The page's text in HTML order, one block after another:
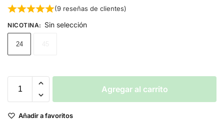
(9reseñas de clientes)
NICOTINA: Sin selección
24
Agregar al carrito
Añadir a favoritos